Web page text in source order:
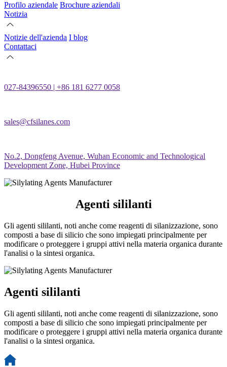
Profilo aziendale Brochure aziendali
Notizia
Notizie dell'azienda I blog
Contattaci
027-84396550 | +86 181 6277 0058
sales@cfsilanes.com
No.2, Dongfeng Avenue, Wuhan Economic and Technological
Development Zone, Hubei Province
Agenti sililanti
Gli agenti sililanti, noti anche come reagenti di silanizzazione, sono
composti a base di silicio che sono impiegati principalmente per
modificare o proteggere i gruppi attivi nella materia organica durante
l'analisi o la sintesi organica.
Agenti sililanti
Gli agenti sililanti, noti anche come reagenti di silanizzazione, sono
composti a base di silicio che sono impiegati principalmente per
modificare o proteggere i gruppi attivi nella materia organica durante
l'analisi o la sintesi organica.